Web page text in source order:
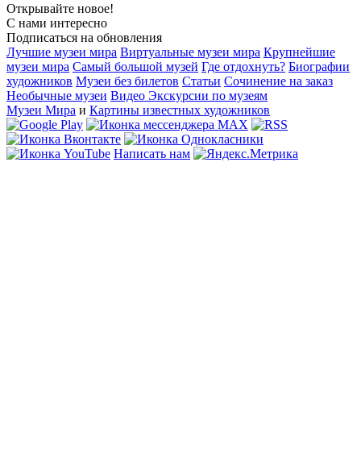
Открывайте новое!
С нами интересно
Подписаться на обновления
Лучшие музеи мира Виртуальные музеи мира Крупнейшие
музеи мира Самый большой музей Где отдохнуть? Биографии
художников Музеи без билетов Статьи Сочинение на заказ
Необычные музеи Видео Экскурсии по музеям
Музеи Мира и Картины известных художников
Написать нам